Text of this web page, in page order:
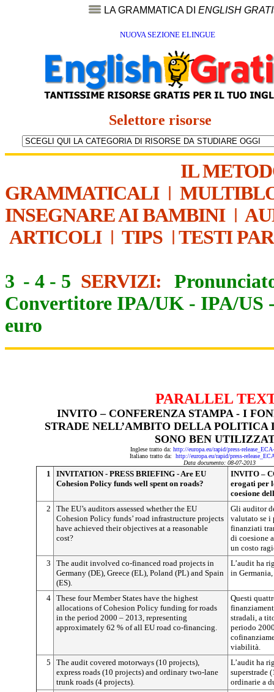
LA GRAMMATICA DI ENGLISH
NUOVA SEZIONE ELINGUE
Selettore risorse
IL
GRAMMATICALI|
INSEGNARE AI BAMBINI|
ARTICOLI| TIPS | TESTI
3 - 4 - 5 SERVIZI:
Convertitore IPA/UK - IPA/US
euro
PARALLEL
INVITO – CONFERENZA STAMPA - I
STRADE NELL’AMBITO DELLA POLITICA
SONO BEN
Inglese tratto da: http://europa.eu/rapid/press-
Italiano tratto da: http://europa.eu/rapid/press-
Data documento: 08-07-2013
1
INVITATION - PRESS BRIEFING - Are EU
Cohesion Policy funds well spent on roads?
INVITO –
erogati per
coesione
2
The EU’s auditors assessed whether the EU
Cohesion Policy funds’ road infrastructure projects
have achieved their objectives at a reasonable
cost?
Gli auditor
valutato se i
finanziati
di coesione
un costo
3
The audit involved co-financed road projects in
Germany (DE), Greece (EL), Poland (PL) and Spain
(ES).
L’audit ha
in
4 These four Member States have the highest
allocations of Cohesion Policy funding for roads
in the period 2000 – 2013, representing
approximately 62 % of all EU road co-financing.
Questi
stradali, a
periodo
viabilità.
5
The audit covered motorways (10 projects),
express roads (10 projects) and ordinary two-lane
trunk roads (4 projects).
L’audit ha
superstrade
ordinarie a